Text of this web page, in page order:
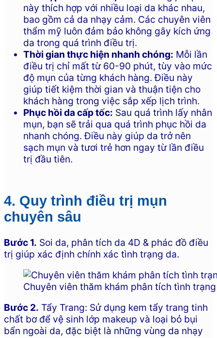
này thích hợp với nhiều loại da khác nhau,
bao gồm cả da nhạy cảm. Các chuyên viên
thẩm mỹ luôn đảm bảo không gây kích ứng
da trong quá trình điều trị.
Thời gian thực hiện nhanh chóng: Mỗi lần
điều trị chỉ mất từ 60-90 phút, tùy vào mức
độ mụn của từng khách hàng. Điều này
giúp tiết kiệm thời gian và thuận tiện cho
khách hàng trong việc sắp xếp lịch trình.
Phục hồi da cấp tốc: Sau quá trình lấy nhân
mụn, bạn sẽ trải qua quá trình phục hồi da
nhanh chóng. Điều này giúp da trở nên
sạch mụn và tươi trẻ hơn ngay từ lần điều
trị đầu tiên.
4. Quy trình điều trị mụn
chuyên sâu
Bước 1. Soi da, phân tích da 4D & phác đồ điều
trị giúp xác định chính xác tình trạng da.
Chuyên viên thăm khám phân tích tình
Bước 2. Tẩy Trang: Sử dụng kem tẩy trang tinh
chất bơ để vệ sinh lớp makeup và loại bỏ bụi
bẩn ngoài da, đặc biệt là những vùng da nhạy